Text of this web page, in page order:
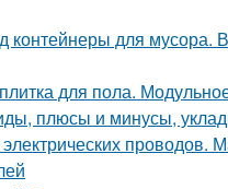
контейнеры для мусора.
для пола.
плюсы и минусы,
проводов.